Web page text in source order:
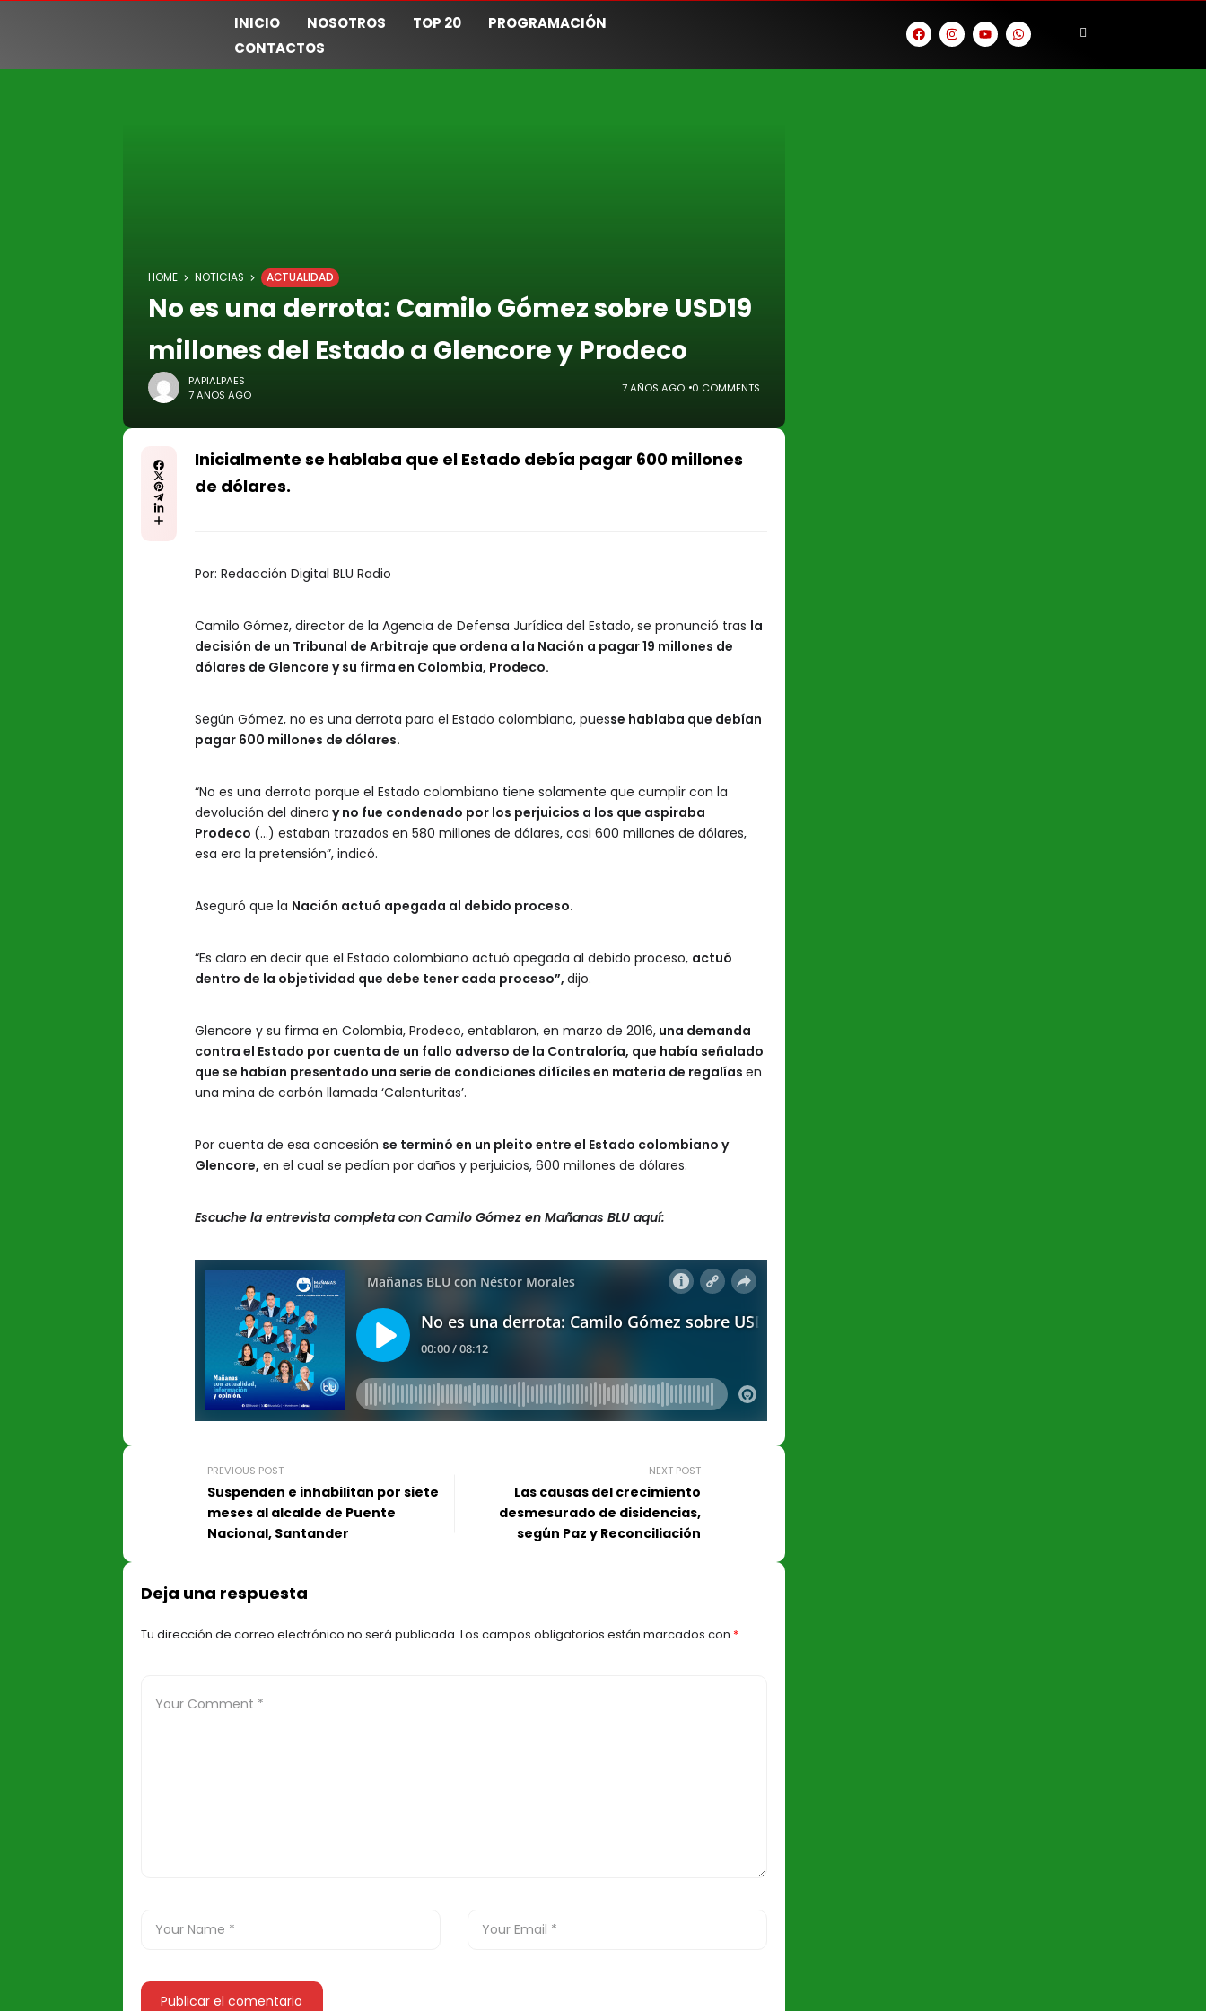
INICIO NOSOTROS TOP 20
PROGRAMACIÓN
CONTACTOS
HOME NOTICIAS ACTUALIDAD
No es una derrota: Camilo Gómez sobre USD19
millones del Estado a Glencore y Prodeco
PAPIALPAES
7 AÑOS AGO
7 AÑOS AGO 0 COMMENTS
Inicialmente se hablaba que el Estado debía pagar 600 millones
de dólares.
Por: Redacción Digital BLU Radio
Camilo Gómez, director de la Agencia de Defensa Jurídica del Estado, se pronunció tras la
decisión de un Tribunal de Arbitraje que ordena a la Nación a pagar 19 millones de
dólares de Glencore y su firma en Colombia, Prodeco.
Según Gómez, no es una derrota para el Estado colombiano, puesse hablaba que debían
pagar 600 millones de dólares.
“No es una derrota porque el Estado colombiano tiene solamente que cumplir con la
devolución del dinero y no fue condenado por los perjuicios a los que aspiraba
Prodeco (…) estaban trazados en 580 millones de dólares, casi 600 millones de dólares,
esa era la pretensión”, indicó.
Aseguró que la Nación actuó apegada al debido proceso.
“Es claro en decir que el Estado colombiano actuó apegada al debido proceso, actuó
dentro de la objetividad que debe tener cada proceso”, dijo.
Glencore y su firma en Colombia, Prodeco, entablaron, en marzo de 2016, una demanda
contra el Estado por cuenta de un fallo adverso de la Contraloría, que había señalado
que se habían presentado una serie de condiciones difíciles en materia de regalías en
una mina de carbón llamada ‘Calenturitas’.
Por cuenta de esa concesión se terminó en un pleito entre el Estado colombiano y
Glencore, en el cual se pedían por daños y perjuicios, 600 millones de dólares.
Escuche la entrevista completa con Camilo Gómez en Mañanas BLU aquí:
PREVIOUS POST
Suspenden e inhabilitan por siete
meses al alcalde de Puente
Nacional, Santander
NEXT POST
Las causas del crecimiento
desmesurado de disidencias,
según Paz y Reconciliación
Deja una respuesta
Tu dirección de correo electrónico no será publicada. Los campos obligatorios están marcados con *